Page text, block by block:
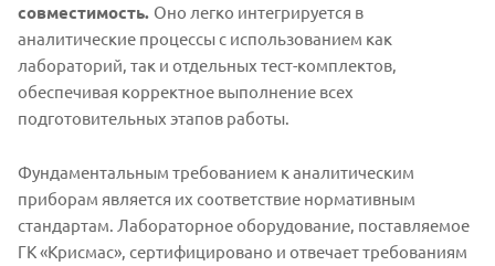
совместимость. Оно легко интегрируется в
аналитические процессы с использованием как
лабораторий, так и отдельных тест-комплектов,
обеспечивая корректное выполнение всех
подготовительных этапов работы.
Фундаментальным требованием к аналитическим
приборам является их соответствие нормативным
стандартам. Лабораторное оборудование, поставляемое
ГК «Крисмас», сертифицировано и отвечает требованиям